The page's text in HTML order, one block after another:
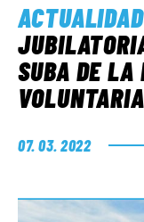
ACTUALIDAD
SUBA DE LA
07. 03. 2022